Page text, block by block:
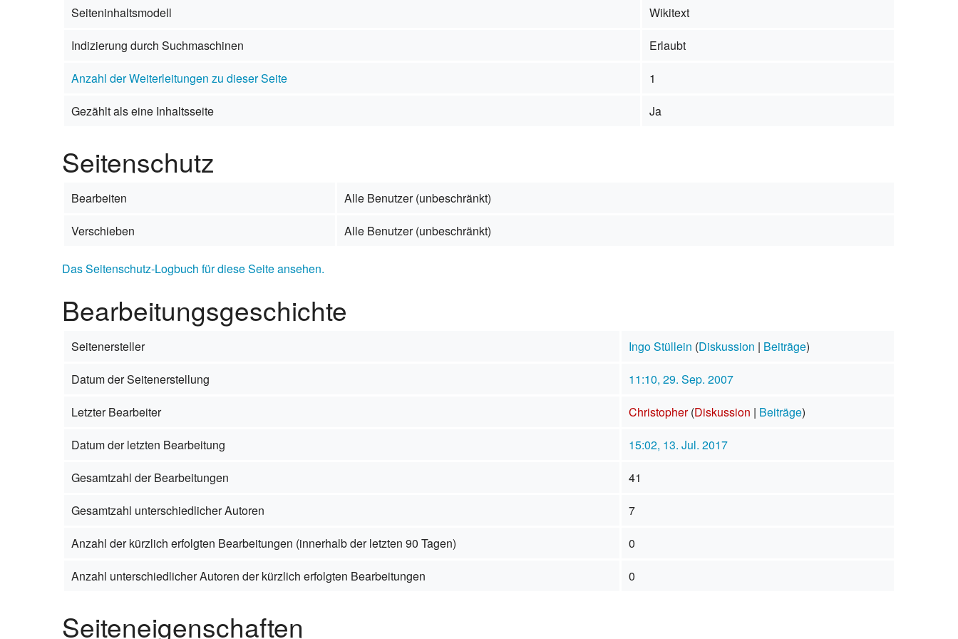
Portal Tourismus
Seiteninhaltsmodell
Wikitext
Indizierung durch Suchmaschinen
Erlaubt
Anzahl der Weiterleitungen zu dieser Seite
1
Gezählt als eine Inhaltsseite
Ja
Seitenschutz
Bearbeiten
Alle Benutzer (unbeschränkt)
Verschieben
Alle Benutzer (unbeschränkt)
Das Seitenschutz-Logbuch für diese Seite ansehen.
Bearbeitungsgeschichte
Seitenersteller Ingo Stüllein (Diskussion | Beiträge)
Datum der Seitenerstellung
11:10, 29. Sep. 2007
Letzter Bearbeiter
Christopher (Diskussion | Beiträge)
Datum der letzten Bearbeitung
15:02, 13. Jul. 2017
Gesamtzahl der Bearbeitungen
41
Gesamtzahl unterschiedlicher Autoren
7
Anzahl der kürzlich erfolgten Bearbeitungen (innerhalb der letzten 90 Tagen)
0
Anzahl unterschiedlicher Autoren der kürzlich erfolgten Bearbeitungen
0
Seiteneigenschaften